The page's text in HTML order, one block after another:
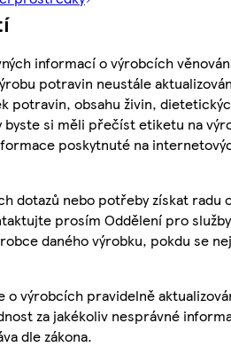
informací o výrobcích
potravin neustále
potravin, obsahu živin,
byste si měli přečíst etiketu na
poskytnuté na
dotazů nebo potřeby získat radu
prosím Oddělení pro služby
daného výrobku, pokdu se
výrobcích pravidelně
za jakékoliv nesprávné
dle zákona.